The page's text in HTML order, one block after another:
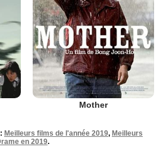
Mother
Meilleurs films de l'année 2019, Meilleurs
en 2019.